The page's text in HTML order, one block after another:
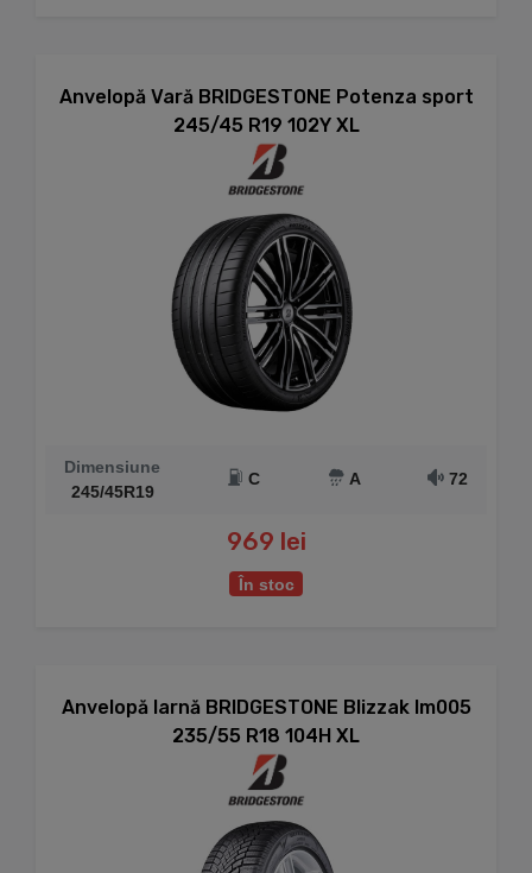
Anvelopă Vară BRIDGESTONE Potenza sport
245/45 R19 102Y XL
Dimensiune
245/45R19
C A 72
969 lei
În stoc
Anvelopă Iarnă BRIDGESTONE Blizzak lm005
235/55 R18 104H XL